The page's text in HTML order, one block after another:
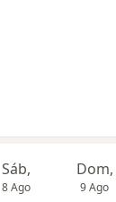
Sáb,
8 Ago
Dom,
9 Ago